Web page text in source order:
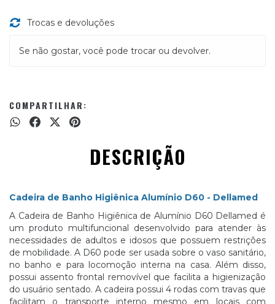
Trocas e devoluções
Se não gostar, você pode trocar ou devolver.
COMPARTILHAR:
DESCRIÇÃO
Cadeira de Banho Higiênica Alumínio D60 - Dellamed
A Cadeira de Banho Higiênica de Alumínio D60 Dellamed é
um produto multifuncional desenvolvido para atender às
necessidades de adultos e idosos que possuem restrições
de mobilidade. A D60 pode ser usada sobre o vaso sanitário,
no banho e para locomoção interna na casa. Além disso,
possui assento frontal removível que facilita a higienização
do usuário sentado. A cadeira possui 4 rodas com travas que
facilitam o transporte interno mesmo em locais com